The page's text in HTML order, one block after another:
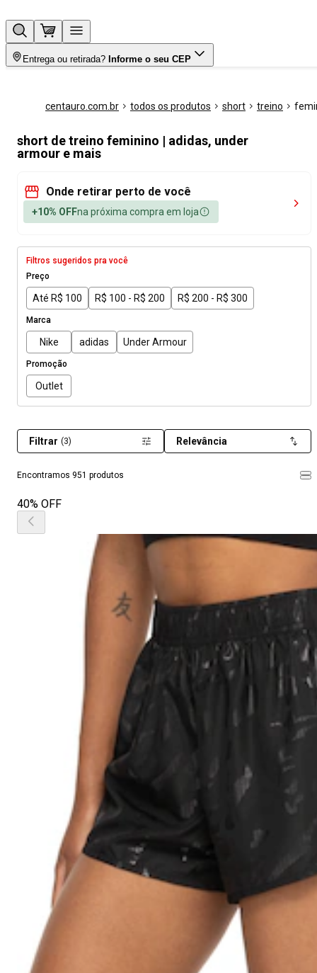
Entrega ou retirada? Informe o seu CEP
centauro.com.br todos os produtos short treino
short de treino feminino | adidas, under
armour e mais
Onde retirar perto de você
+10% OFFna próxima compra em loja
Filtros sugeridos pra você
Preço
Até R$ 100 R$ 100 - R$ 200 R$ 200 - R$ 300
Marca
Nike adidas Under Armour
Promoção
Outlet
Encontramos 951 produtos
Filtrar (3) Relevância
40% OFF